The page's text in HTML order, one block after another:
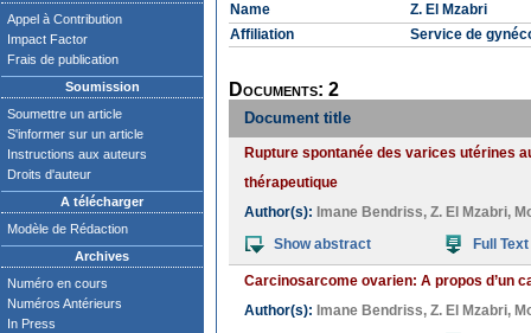
Appel à Contribution
Impact Factor
Frais de publication
Soumission
Soumettre un article
S'informer sur un article
Instructions aux auteurs
Droits d'auteur
A télécharger
Modèle de Rédaction
Archives
Numéro en cours
Numéros Antérieurs
In Press
Name
Z. El Mzabri
Affiliation
Service de
Documents: 2
Document title
Rupture spontanée des varices utérines
thérapeutique
Author(s): Imane Bendriss, Z. El Mzabri,
Show abstract
Full Text
Carcinosarcome ovarien: A propos d’un
Author(s): Imane Bendriss, Z. El Mzabri,